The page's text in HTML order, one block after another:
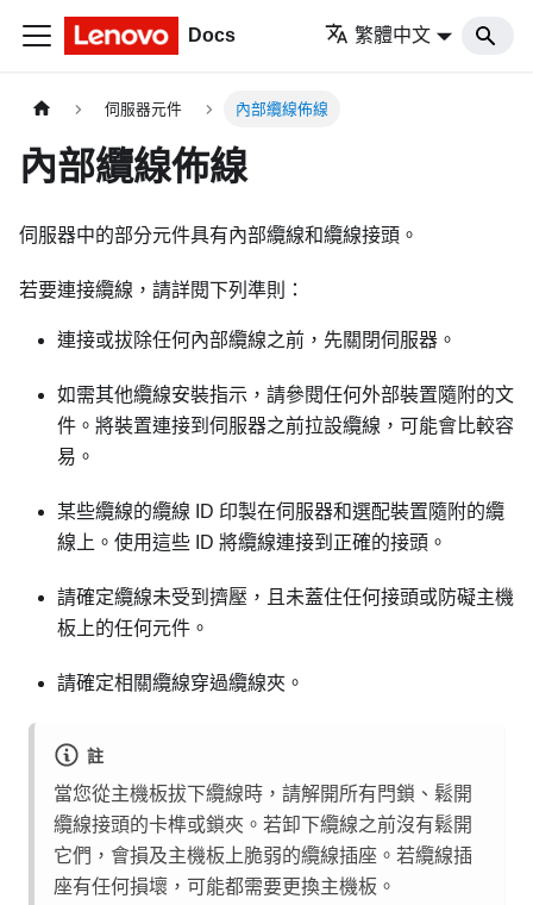
Docs 繁體中文
伺服器元件 內部纜線佈線
內部纜線佈線
伺服器中的部分元件具有內部纜線和纜線接頭。
若要連接纜線，請詳閱下列準則：
連接或拔除任何內部纜線之前，先關閉伺服器。
如需其他纜線安裝指示，請參閱任何外部裝置隨附的文
件。將裝置連接到伺服器之前拉設纜線，可能會比較容
易。
某些纜線的纜線 ID 印製在伺服器和選配裝置隨附的纜
線上。使用這些 ID 將纜線連接到正確的接頭。
請確定纜線未受到擠壓，且未蓋住任何接頭或防礙主機
板上的任何元件。
請確定相關纜線穿過纜線夾。
註
當您從主機板拔下纜線時，請解開所有閂鎖、鬆開
纜線接頭的卡榫或鎖夾。若卸下纜線之前沒有鬆開
它們，會損及主機板上脆弱的纜線插座。若纜線插
座有任何損壞，可能都需要更換主機板。